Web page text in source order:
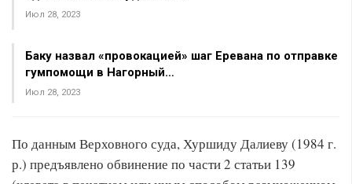
Июл 28, 2023
Баку назвал «провокацией» шаг Еревана по отправке
гумпомощи в Нагорный…
Июл 28, 2023
По данным Верховного суда, Хуршиду Далиеву (1984 г.
р.) предъявлено обвинение по части 2 статьи 139